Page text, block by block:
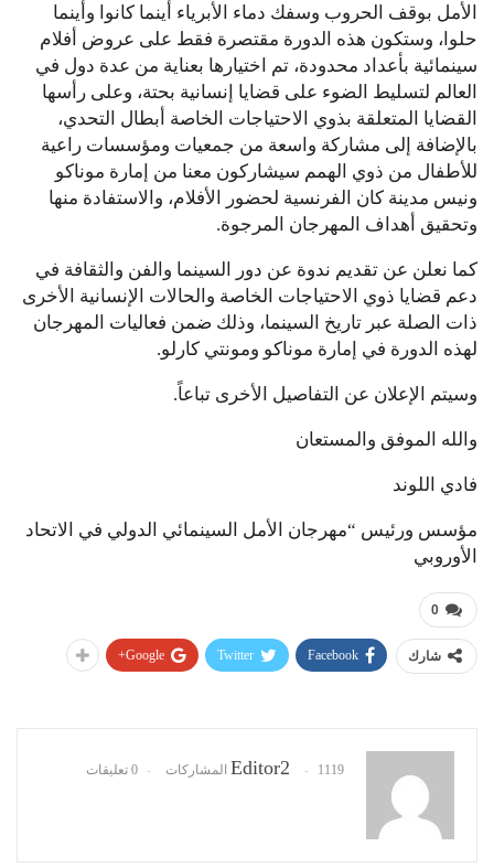
الأمل بوقف الحروب وسفك دماء الأبرياء أينما كانوا وأينما
حلوا، وستكون هذه الدورة مقتصرة فقط على عروض أفلام
سينمائية بأعداد محدودة، تم اختيارها بعناية من عدة دول في
العالم لتسليط الضوء على قضايا إنسانية بحتة، وعلى رأسها
القضايا المتعلقة بذوي الاحتياجات الخاصة أبطال التحدي،
بالإضافة إلى مشاركة واسعة من جمعيات ومؤسسات راعية
للأطفال من ذوي الهمم سيشاركون معنا من إمارة موناكو
ونيس مدينة كان الفرنسية لحضور الأفلام، والاستفادة منها
وتحقيق أهداف المهرجان المرجوة.
كما نعلن عن تقديم ندوة عن دور السينما والفن والثقافة في
دعم قضايا ذوي الاحتياجات الخاصة والحالات الإنسانية الأخرى
ذات الصلة عبر تاريخ السينما، وذلك ضمن فعاليات المهرجان
لهذه الدورة في إمارة موناكو ومونتي كارلو.
وسيتم الإعلان عن التفاصيل الأخرى تباعاً.
والله الموفق والمستعان
فادي اللوند
مؤسس ورئيس “مهرجان الأمل السينمائي الدولي في الاتحاد
الأوروبي
0
شارك Facebook
Twitter
Google+
Editor2 1119 المشاركات 0 تعليقات